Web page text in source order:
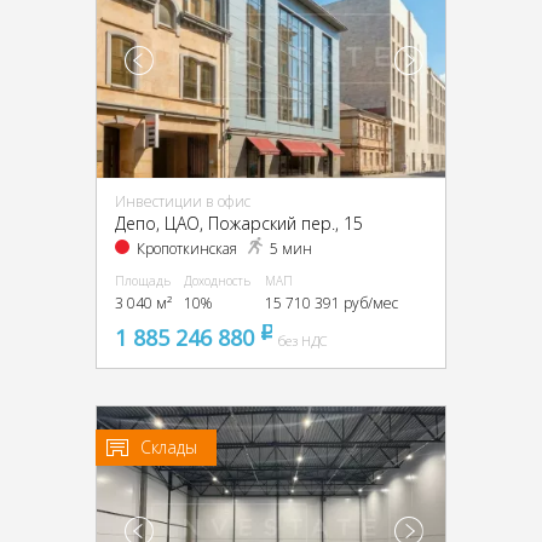
Инвестиции в офис
Депо, ЦАО, Пожарский пер., 15
Кропоткинская 5 мин
Площадь
3 040 м²
Доходность
10%
МАП
15 710 391 руб/мес
1 885 246 880 pуббез НДС
Склады